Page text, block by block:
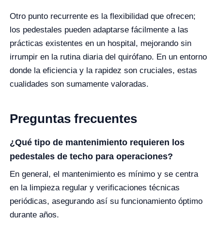
Otro punto recurrente es la flexibilidad que ofrecen;
los pedestales pueden adaptarse fácilmente a las
prácticas existentes en un hospital, mejorando sin
irrumpir en la rutina diaria del quirófano. En un entorno
donde la eficiencia y la rapidez son cruciales, estas
cualidades son sumamente valoradas.
Preguntas frecuentes
¿Qué tipo de mantenimiento requieren los
pedestales de techo para operaciones?
En general, el mantenimiento es mínimo y se centra
en la limpieza regular y verificaciones técnicas
periódicas, asegurando así su funcionamiento óptimo
durante años.